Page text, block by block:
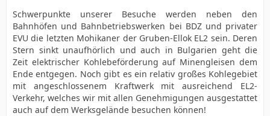
Schwerpunkte unserer Besuche werden neben den
Bahnhöfen und Bahnbetriebswerken bei BDZ und privater
EVU die letzten Mohikaner der Gruben-Ellok EL2 sein. Deren
Stern sinkt unaufhörlich und auch in Bulgarien geht die
Zeit elektrischer Kohlebeförderung auf Minengleisen dem
Ende entgegen. Noch gibt es ein relativ großes Kohlegebiet
mit angeschlossenem Kraftwerk mit ausreichend EL2-
Verkehr, welches wir mit allen Genehmigungen ausgestattet
auch auf dem Werksgelände besuchen können!